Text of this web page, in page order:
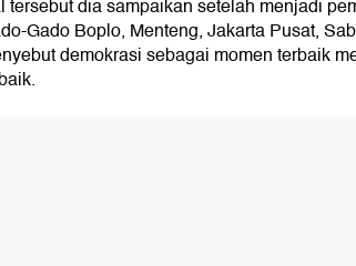
tersebut dia sampaikan setelah menjadi
Gado Boplo, Menteng, Jakarta Pusat,
demokrasi sebagai momen terbaik